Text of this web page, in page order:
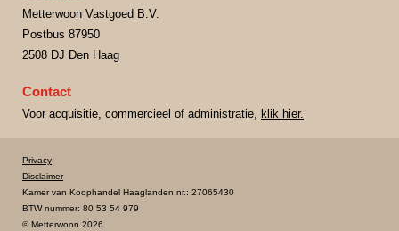
Metterwoon Vastgoed B.V.
Postbus 87950
2508 DJ Den Haag
Contact
Voor acquisitie, commercieel of administratie, klik hier.
Privacy
Disclaimer
Kamer van Koophandel Haaglanden nr.: 27065430
BTW nummer: 80 53 54 979
© Metterwoon 2026